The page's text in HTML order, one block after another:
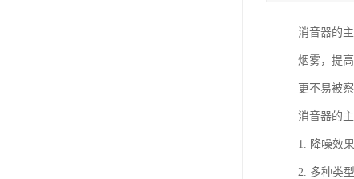
消音器的
烟雾，提
更不易被察
消音器的
1. 降噪效
2. 多种类